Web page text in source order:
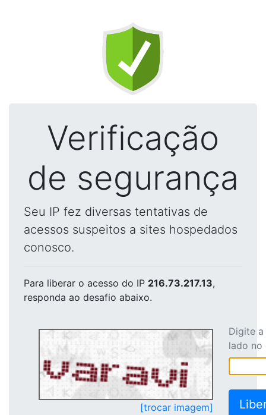
Verificação
de segurança
Seu IP fez diversas tentativas de
acessos suspeitos a sites hospedados
conosco.
Para liberar o acesso do IP 216.73.217.13,
responda ao desafio abaixo.
[trocar imagem]
Digite
lado no